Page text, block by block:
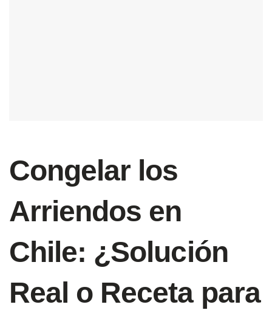
Congelar los
Arriendos en
Chile: ¿Solución
Real o Receta para